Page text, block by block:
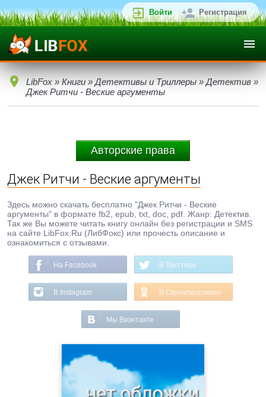
Войти Регистрация
LibFox » Книги » Детективы и Триллеры » Детектив »
Джек Ритчи - Веские аргументы
Авторские права
Джек Ритчи - Веские аргументы
Здесь можно скачать бесплатно "Джек Ритчи - Веские
аргументы" в формате fb2, epub, txt, doc, pdf. Жанр: Детектив.
Так же Вы можете читать книгу онлайн без регистрации и SMS
на сайте LibFox.Ru (ЛибФокс) или прочесть описание и
ознакомиться с отзывами.
На Facebook В Твиттере
В Instagram В Одноклассниках
Мы Вконтакте